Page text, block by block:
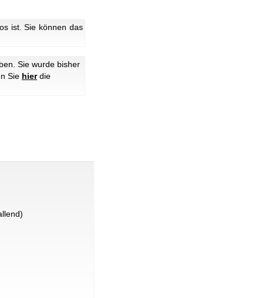
ist. Sie können das
Sie wurde bisher
Sie hierdie